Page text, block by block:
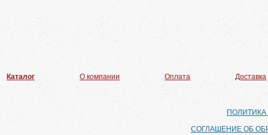
Каталог О компании Оплата Доставка
СОГЛАШЕНИЕ ОБ